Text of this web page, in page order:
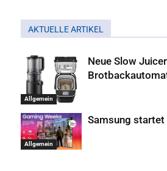
AKTUELLE ARTIKEL
Allgemein
Neue Slow
Allgemein
Samsung startet